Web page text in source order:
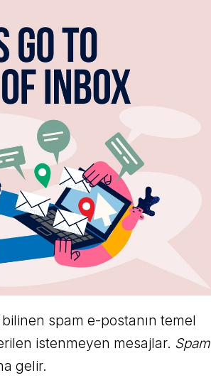
spam e-postanın temel
istenmeyen mesajlar. Spam
gelir.